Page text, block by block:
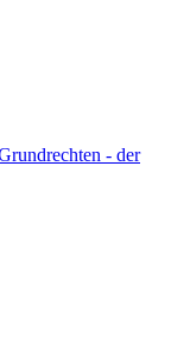
- der